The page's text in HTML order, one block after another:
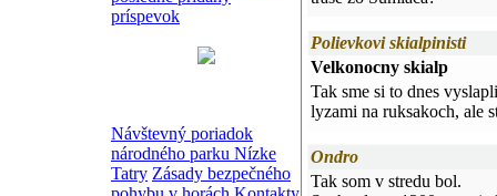
príspevok
Návštevný poriadok
národného parku Nízke
Tatry Zásady bezpečného
Polievkovi skialpinisti
Velkonocny skialp
Tak sme si to dnes
lyzami na ruksakoch, ale
Ondro
Tak som v stredu bol.